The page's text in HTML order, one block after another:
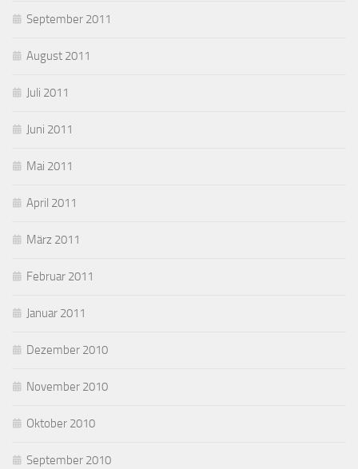
September 2011
August 2011
Juli 2011
Juni 2011
Mai 2011
April 2011
März 2011
Februar 2011
Januar 2011
Dezember 2010
November 2010
Oktober 2010
September 2010